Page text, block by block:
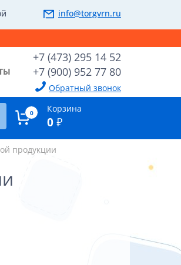
info@torgvrn.ru
+7 (473) 295 14 52
+7 (900) 952 77 80
Обратный звонок
0 Корзина
0 ₽
продукции